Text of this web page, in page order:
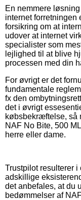
En nemmere
internet
forsikring om at
udover at internet
specialister som
lejlighed til at blive
processen med din
For øvrigt er det
fundamentale
fx den
det i øvrigt
købsbekræftelse, så
NAF No Bite, 500
herre eller dame.
Trustpilot resulterer
adskillige
det anbefales, at du
bedømmelser af